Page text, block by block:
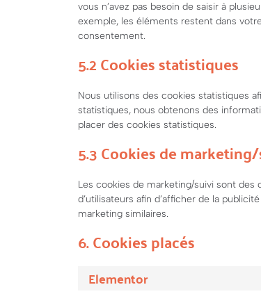
vous n’avez pas besoin de saisir à
exemple, les éléments restent dans
consentement.
5.2 Cookies statistiques
Nous utilisons des cookies statistiques
statistiques, nous obtenons des
placer des cookies statistiques.
5.3 Cookies de
Les cookies de marketing/suivi sont
d’utilisateurs afin d’afficher de la
marketing similaires.
6. Cookies placés
Elementor